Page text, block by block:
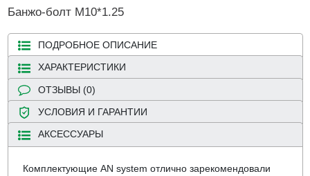
Банжо-болт М10*1.25
ПОДРОБНОЕ ОПИСАНИЕ
ХАРАКТЕРИСТИКИ
ОТЗЫВЫ (0)
УСЛОВИЯ И ГАРАНТИИ
АКСЕССУАРЫ
Комплектующие AN system отлично зарекомендовали